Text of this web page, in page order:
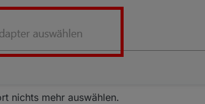
nichts mehr auswählen.